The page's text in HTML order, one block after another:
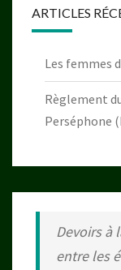
ARTICLES
Les femmes
Règlement du
Perséphone
Devoirs à
entre les